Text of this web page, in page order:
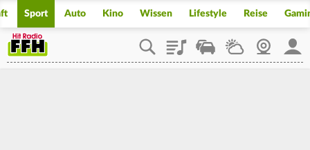
Sport Auto Kino Wissen Lifestyle Reise
PlaylistStaupilotWetterWebcam